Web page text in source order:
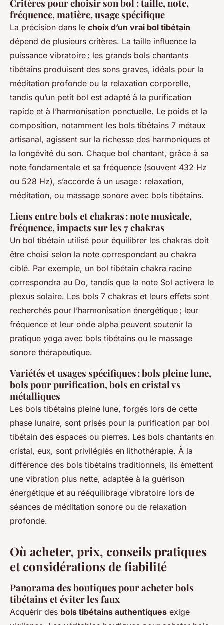
Critères pour choisir son bol : taille, note,
fréquence, matière, usage spécifique
La précision dans le choix d’un vrai bol tibétain
dépend de plusieurs critères. La taille influence la
puissance vibratoire : les grands bols chantants
tibétains produisent des sons graves, idéals pour la
méditation profonde ou la relaxation corporelle,
tandis qu’un petit bol est adapté à la purification
rapide et à l’harmonisation ponctuelle. Le poids et la
composition, notamment les bols tibétains 7 métaux
artisanal, agissent sur la richesse des harmoniques et
la longévité du son. Chaque bol chantant, grâce à sa
note fondamentale et sa fréquence (souvent 432 Hz
ou 528 Hz), s’accorde à un usage : relaxation,
méditation, ou massage sonore avec bols tibétains.
Liens entre bols et chakras : note musicale,
fréquence, impacts sur les 7 chakras
Un bol tibétain utilisé pour équilibrer les chakras doit
être choisi selon la note correspondant au chakra
ciblé. Par exemple, un bol tibétain chakra racine
correspondra au Do, tandis que la note Sol activera le
plexus solaire. Les bols 7 chakras et leurs effets sont
recherchés pour l’harmonisation énergétique ; leur
fréquence et leur onde alpha peuvent soutenir la
pratique yoga avec bols tibétains ou le massage
sonore thérapeutique.
Variétés et usages spécifiques : bols pleine lune,
bols pour purification, bols en cristal vs
métalliques
Les bols tibétains pleine lune, forgés lors de cette
phase lunaire, sont prisés pour la purification par bol
tibétain des espaces ou pierres. Les bols chantants en
cristal, eux, sont privilégiés en lithothérapie. À la
différence des bols tibétains traditionnels, ils émettent
une vibration plus nette, adaptée à la guérison
énergétique et au rééquilibrage vibratoire lors de
séances de méditation sonore ou de relaxation
profonde.
Où acheter, prix, conseils pratiques
et considérations de fiabilité
Panorama des boutiques pour acheter bols
tibétains et éviter les faux
Acquérir des bols tibétains authentiques exige